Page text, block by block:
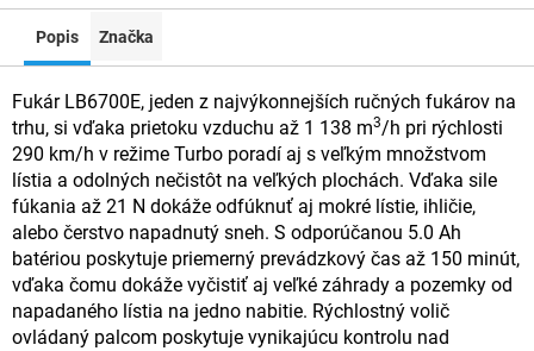
Popis Značka
Fukár LB6700E, jeden z najvýkonnejších ručných fukárov na
trhu, si vďaka prietoku vzduchu až 1 138 m3/h pri rýchlosti
290 km/h v režime Turbo poradí aj s veľkým množstvom
lístia a odolných nečistôt na veľkých plochách. Vďaka sile
fúkania až 21 N dokáže odfúknuť aj mokré lístie, ihličie,
alebo čerstvo napadnutý sneh. S odporúčanou 5.0 Ah
batériou poskytuje priemerný prevádzkový čas až 150 minút,
vďaka čomu dokáže vyčistiť aj veľké záhrady a pozemky od
napadaného lístia na jedno nabitie. Rýchlostný volič
ovládaný palcom poskytuje vynikajúcu kontrolu nad